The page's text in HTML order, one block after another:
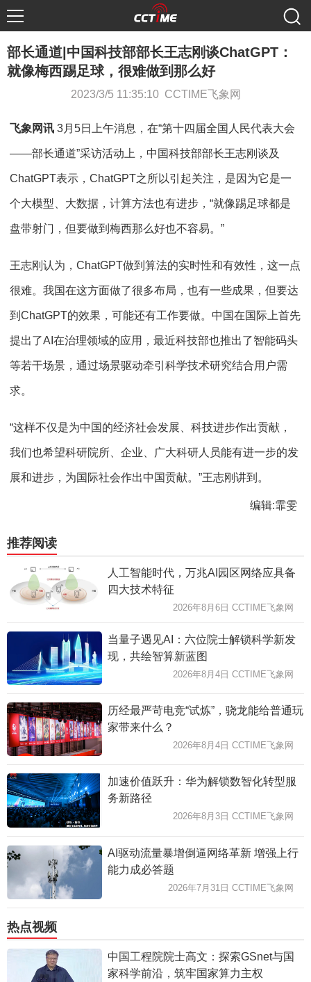
部长通道|中国科技部部长王志刚谈ChatGPT：
就像梅西踢足球，很难做到那么好
2023/3/5 11:35:10 CCTIME飞象网
飞象网讯 3月5日上午消息，在“第十四届全国人民代表大会
——部长通道”采访活动上，中国科技部部长王志刚谈及
ChatGPT表示，ChatGPT之所以引起关注，是因为它是一
个大模型、大数据，计算方法也有进步，“就像踢足球都是
盘带射门，但要做到梅西那么好也不容易。”
王志刚认为，ChatGPT做到算法的实时性和有效性，这一点
很难。我国在这方面做了很多布局，也有一些成果，但要达
到ChatGPT的效果，可能还有工作要做。中国在国际上首先
提出了AI在治理领域的应用，最近科技部也推出了智能码头
等若干场景，通过场景驱动牵引科学技术研究结合用户需
求。
“这样不仅是为中国的经济社会发展、科技进步作出贡献，
我们也希望科研院所、企业、广大科研人员能有进一步的发
展和进步，为国际社会作出中国贡献。”王志刚讲到。
编辑:霏雯
推荐阅读
人工智能时代，万兆AI园区网络应具备
四大技术特征
2026年8月6日 CCTIME飞象网
当量子遇见AI：六位院士解锁科学新发
现，共绘智算新蓝图
2026年8月4日 CCTIME飞象网
历经最严苛电竞“试炼”，骁龙能给普通玩
家带来什么？
2026年8月4日 CCTIME飞象网
加速价值跃升：华为解锁数智化转型服
务新路径
2026年8月3日 CCTIME飞象网
AI驱动流量暴增倒逼网络革新 增强上行
能力成必答题
2026年7月31日 CCTIME飞象网
热点视频
中国工程院院士高文：探索GSnet与国
家科学前沿，筑牢国家算力主权